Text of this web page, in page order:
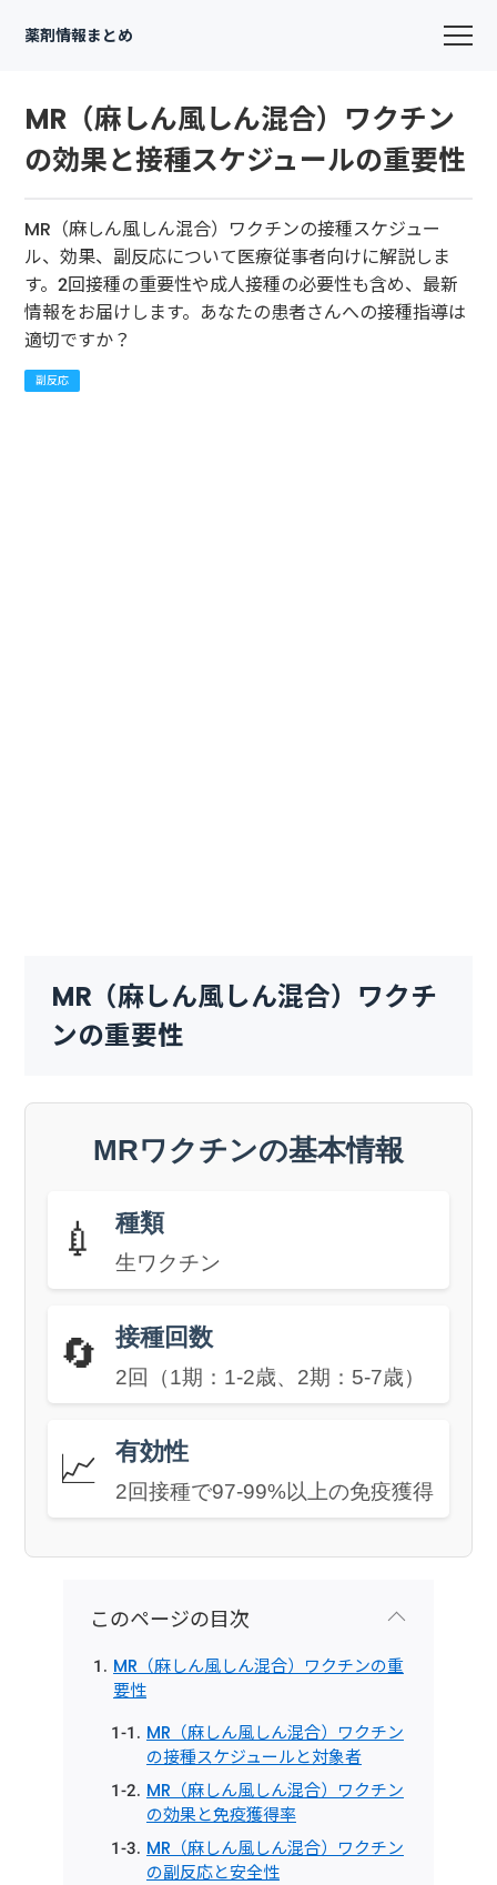
薬剤情報まとめ
MR（麻しん風しん混合）ワクチン
の効果と接種スケジュールの重要性
MR（麻しん風しん混合）ワクチンの接種スケジュー
ル、効果、副反応について医療従事者向けに解説しま
す。2回接種の重要性や成人接種の必要性も含め、最新
情報をお届けします。あなたの患者さんへの接種指導は
適切ですか？
副反応
MR（麻しん風しん混合）ワクチ
ンの重要性
MRワクチンの基本情報
💉 種類
生ワクチン
🔄 接種回数
2回（1期：1-2歳、2期：5-7歳）
📈 有効性
2回接種で97-99%以上の免疫獲得
このページの目次
MR（麻しん風しん混合）ワクチンの重
要性
MR（麻しん風しん混合）ワクチン
の接種スケジュールと対象者
MR（麻しん風しん混合）ワクチン
の効果と免疫獲得率
MR（麻しん風しん混合）ワクチン
の副反応と安全性